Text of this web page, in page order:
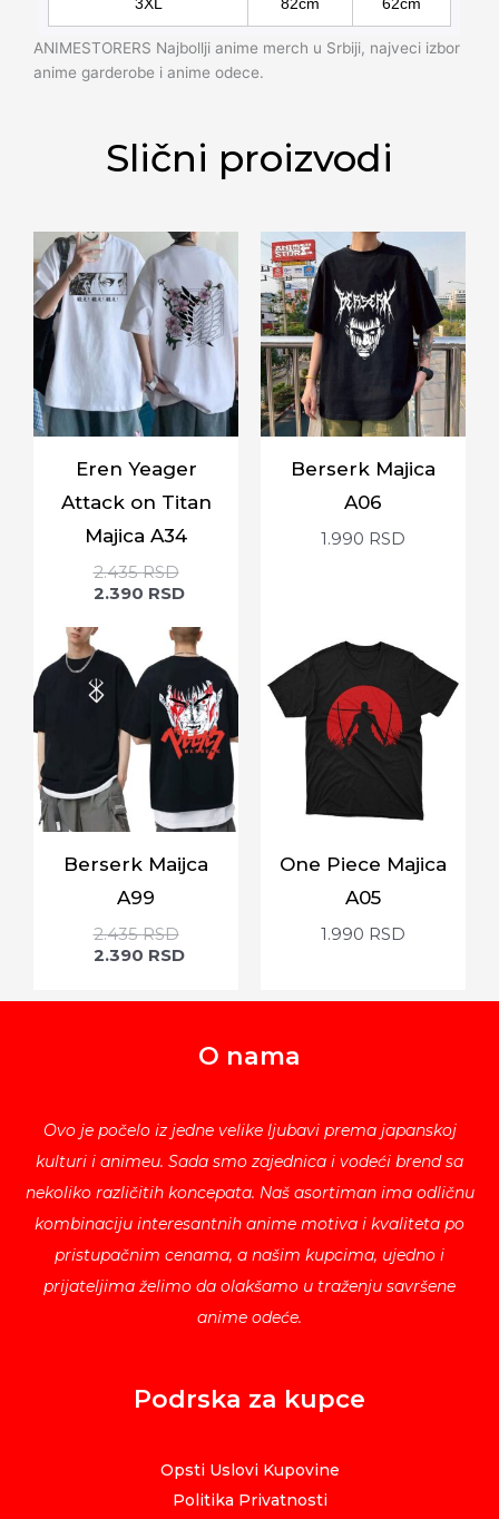
ANIMESTORERS Najbollji anime merch u Srbiji, najveci izbor
anime garderobe i anime odece.
Slični proizvodi
Eren Yeager
Attack on Titan
Majica A34
2.435RSD
2.390 RSD
Berserk Majica
A06
1.990 RSD
Berserk Maijca
A99
2.435RSD
2.390 RSD
One Piece Majica
A05
1.990 RSD
O nama
Ovo je počelo iz jedne velike ljubavi prema japanskoj
kulturi i animeu. Sada smo zajednica i vodeći brend sa
nekoliko različitih koncepata. Naš asortiman ima odličnu
kombinaciju interesantnih anime motiva i kvaliteta po
pristupačnim cenama, a našim kupcima, ujedno i
prijateljima želimo da olakšamo u traženju savršene
anime odeće.
Podrska za kupce
Opsti Uslovi Kupovine
Politika Privatnosti